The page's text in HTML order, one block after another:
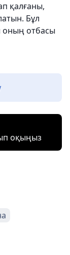
қалғаны,
Бұл
оның отбасы
оқыңыз